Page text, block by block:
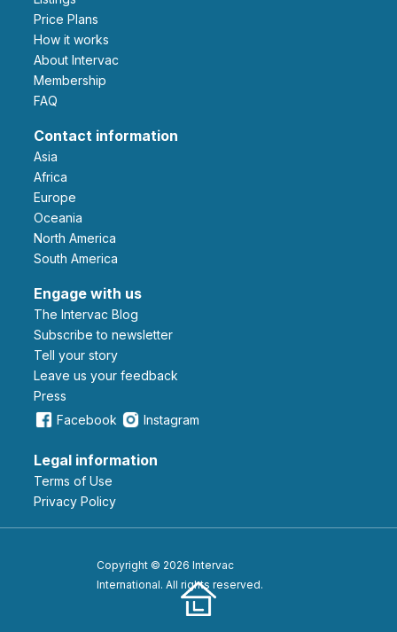
Price Plans
How it works
About Intervac
Membership
FAQ
Contact information
Asia
Africa
Europe
Oceania
North America
South America
Engage with us
The Intervac Blog
Subscribe to newsletter
Tell your story
leave us your feedback
Press
Facebook
Instagram
Legal information
Terms of Use
Privacy Policy
Copyright © 2026 Intervac
International. All rights reserved.